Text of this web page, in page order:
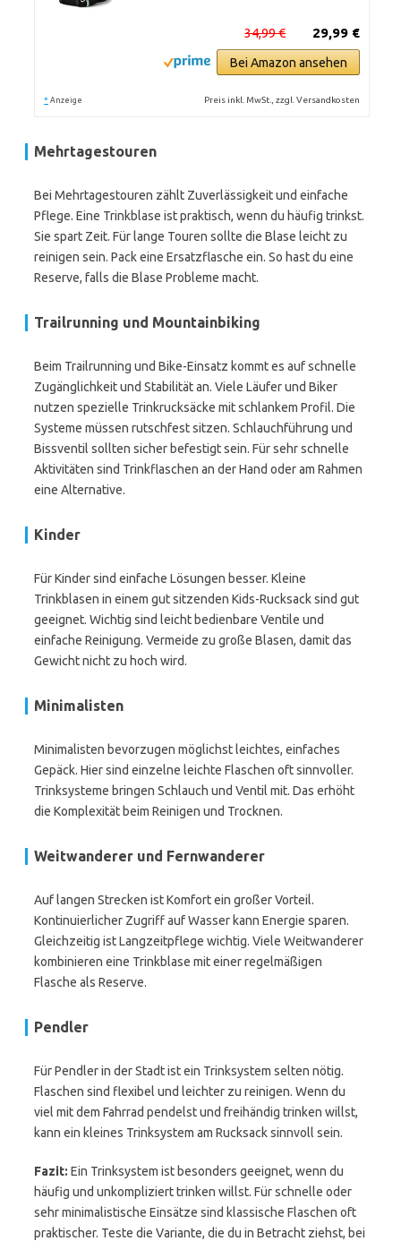
29,99 €
34,99 €
Bei Amazon ansehen
* Anzeige Preis inkl. MwSt., zzgl. Versandkosten
Mehrtagestouren
Bei Mehrtagestouren zählt Zuverlässigkeit und einfache
Pflege. Eine Trinkblase ist praktisch, wenn du häufig trinkst.
Sie spart Zeit. Für lange Touren sollte die Blase leicht zu
reinigen sein. Pack eine Ersatzflasche ein. So hast du eine
Reserve, falls die Blase Probleme macht.
Trailrunning und Mountainbiking
Beim Trailrunning und Bike-Einsatz kommt es auf schnelle
Zugänglichkeit und Stabilität an. Viele Läufer und Biker
nutzen spezielle Trinkrucksäcke mit schlankem Profil. Die
Systeme müssen rutschfest sitzen. Schlauchführung und
Bissventil sollten sicher befestigt sein. Für sehr schnelle
Aktivitäten sind Trinkflaschen an der Hand oder am Rahmen
eine Alternative.
Kinder
Für Kinder sind einfache Lösungen besser. Kleine
Trinkblasen in einem gut sitzenden Kids-Rucksack sind gut
geeignet. Wichtig sind leicht bedienbare Ventile und
einfache Reinigung. Vermeide zu große Blasen, damit das
Gewicht nicht zu hoch wird.
Minimalisten
Minimalisten bevorzugen möglichst leichtes, einfaches
Gepäck. Hier sind einzelne leichte Flaschen oft sinnvoller.
Trinksysteme bringen Schlauch und Ventil mit. Das erhöht
die Komplexität beim Reinigen und Trocknen.
Weitwanderer und Fernwanderer
Auf langen Strecken ist Komfort ein großer Vorteil.
Kontinuierlicher Zugriff auf Wasser kann Energie sparen.
Gleichzeitig ist Langzeitpflege wichtig. Viele Weitwanderer
kombinieren eine Trinkblase mit einer regelmäßigen
Flasche als Reserve.
Pendler
Für Pendler in der Stadt ist ein Trinksystem selten nötig.
Flaschen sind flexibel und leichter zu reinigen. Wenn du
viel mit dem Fahrrad pendelst und freihändig trinken willst,
kann ein kleines Trinksystem am Rucksack sinnvoll sein.
Fazit: Ein Trinksystem ist besonders geeignet, wenn du
häufig und unkompliziert trinken willst. Für schnelle oder
sehr minimalistische Einsätze sind klassische Flaschen oft
praktischer. Teste die Variante, die du in Betracht ziehst, bei